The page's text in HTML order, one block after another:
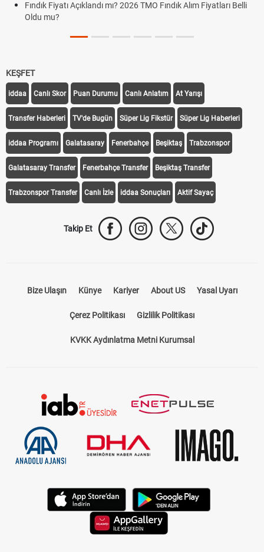
Fındık Fiyatı Açıklandı mı? 2026 TMO Fındık Alım Fiyatları Belli
Oldu mu?
KEŞFET
iddaa Canlı Skor Puan Durumu Canlı Anlatım At Yarışı
Transfer Haberleri TV'de Bugün Süper Lig Fikstür Süper Lig Haberleri
iddaa Programı Galatasaray Fenerbahçe Beşiktaş Trabzonspor
Galatasaray Transfer Fenerbahçe Transfer Beşiktaş Transfer
Trabzonspor Transfer Canlı İzle iddaa Sonuçları Aktif Sayaç
Takip Et
Bize Ulaşın Künye Kariyer About US Yasal Uyarı
Çerez Politikası Gizlilik Politikası
KVKK Aydınlatma Metni Kurumsal